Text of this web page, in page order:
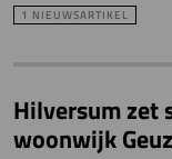
1 NIEUWSARTIKEL
Hilversum zet
woonwijk